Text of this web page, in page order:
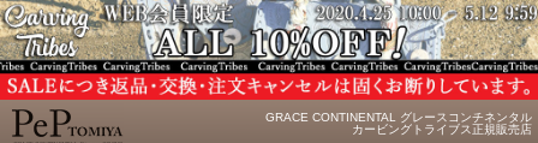
GRACE CONTINENTAL グレースコンチネンタル
カービングトライブス正規販売店